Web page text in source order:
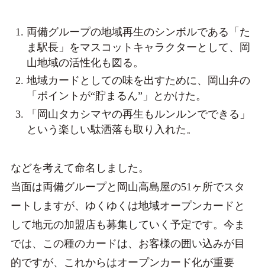
両備グループの地域再生のシンボルである「た
ま駅長」をマスコットキャラクターとして、岡
山地域の活性化も図る。
地域カードとしての味を出すために、岡山弁の
「ポイントが“貯まるん”」とかけた。
「岡山タカシマヤの再生もルンルンでできる」
という楽しい駄洒落も取り入れた。
などを考えて命名しました。
当面は両備グループと岡山高島屋の51ヶ所でスタ
ートしますが、ゆくゆくは地域オープンカードと
して地元の加盟店も募集していく予定です。今ま
では、この種のカードは、お客様の囲い込みが目
的ですが、これからはオープンカード化が重要